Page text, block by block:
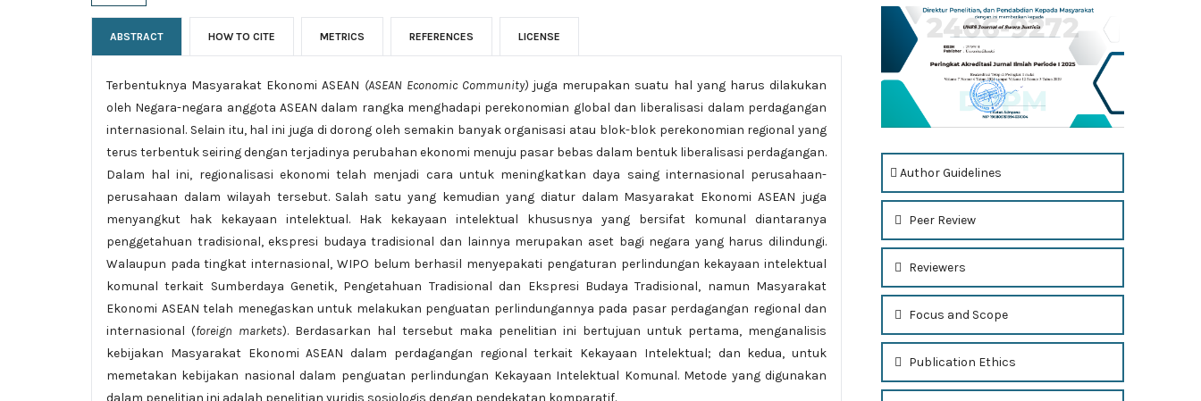
ABSTRACT HOW TO CITE METRICS REFERENCES LICENSE
Terbentuknya Masyarakat Ekonomi ASEAN (ASEAN Economic Community)juga merupakan suatu hal yang harus dilakukan
oleh Negara-negara anggota ASEAN dalam rangka menghadapi perekonomian global dan liberalisasi dalam perdagangan
internasional. Selain itu, hal ini juga di dorong oleh semakin banyak organisasi atau blok-blok perekonomian regional yang
terus terbentuk seiring dengan terjadinya perubahan ekonomi menuju pasar bebas dalam bentuk liberalisasi perdagangan.
Dalam hal ini, regionalisasi ekonomi telah menjadi cara untuk meningkatkan daya saing internasional perusahaan-
perusahaan dalam wilayah tersebut. Salah satu yang kemudian yang diatur dalam Masyarakat Ekonomi ASEAN juga
menyangkut hak kekayaan intelektual. Hak kekayaan intelektual khususnya yang bersifat komunal diantaranya
penggetahuan tradisional, ekspresi budaya tradisional dan lainnya merupakan aset bagi negara yang harus dilindungi.
Walaupun pada tingkat internasional, WIPO belum berhasil menyepakati pengaturan perlindungan kekayaan intelektual
komunal terkait Sumberdaya Genetik, Pengetahuan Tradisional dan Ekspresi Budaya Tradisional, namun Masyarakat
Ekonomi ASEAN telah menegaskan untuk melakukan penguatan perlindungannya pada pasar perdagangan regional dan
internasional (foreign markets). Berdasarkan hal tersebut maka penelitian ini bertujuan untuk pertama, menganalisis
kebijakan Masyarakat Ekonomi ASEAN dalam perdagangan regional terkait Kekayaan Intelektual; dan kedua, untuk
memetakan kebijakan nasional dalam penguatan perlindungan Kekayaan Intelektual Komunal. Metode yang digunakan
dalam penelitian ini adalah penelitian yuridis sosiologis dengan pendekatan komparatif.
Author Guidelines
Peer Review
Reviewers
Focus and Scope
Publication Ethics